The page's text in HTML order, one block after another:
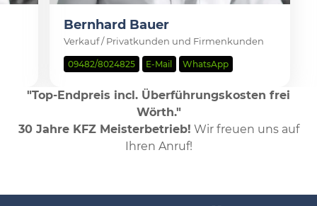
Bernhard Bauer
Verkauf / Privatkunden und Firmenkunden
09482/8024825 E-Mail WhatsApp
"Top-Endpreis incl. Überführungskosten frei
Wörth."
30 Jahre KFZ Meisterbetrieb! Wir freuen uns auf
Ihren Anruf!